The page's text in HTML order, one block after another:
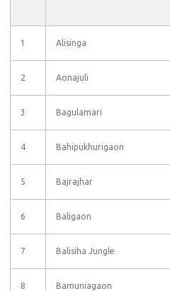
1 Alisinga
2 Aonajuli
3 Bagulamari
4 Bahipukhurigaon
5 Bajrajhar
6 Baligaon
7 Balisiha Jungle
8 Bamuniagaon